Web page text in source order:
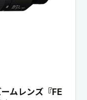
ムレンズ『FE